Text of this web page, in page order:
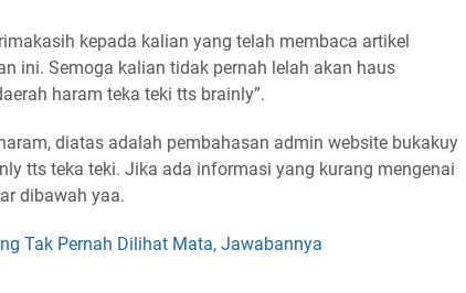
kepada kalian yang telah membaca artikel
ini. Semoga kalian tidak pernah lelah akan haus
haram teka teki tts brainly”.
diatas adalah pembahasan admin website bukakuy
tts teka teki. Jika ada informasi yang kurang mengenai
dibawah yaa.
Tak Pernah Dilihat Mata, Jawabannya